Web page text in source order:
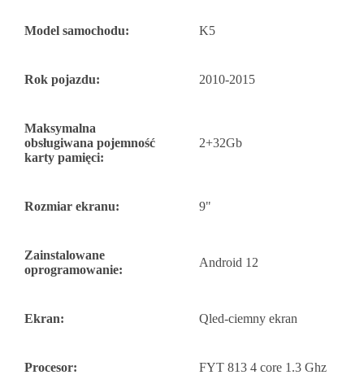
Model samochodu: K5
Rok pojazdu: 2010-2015
Maksymalna
obsługiwana pojemność
karty pamięci:
2+32Gb
Rozmiar ekranu: 9"
Zainstalowane
oprogramowanie:
Android 12
Ekran: Qled-ciemny ekran
Procesor: FYT 813 4 core 1.3 Ghz